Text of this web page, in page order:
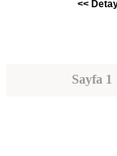
<<
Sayfa 1